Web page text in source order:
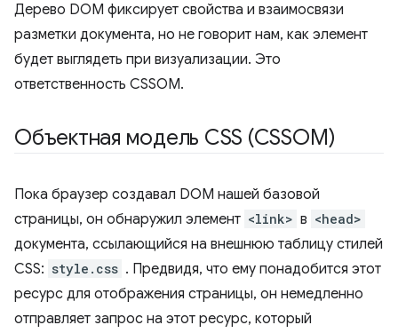
Дерево DOM фиксирует свойства и взаимосвязи
разметки документа, но не говорит нам, как элемент
будет выглядеть при визуализации. Это
ответственность CSSOM.
Объектная модель CSS (CSSOM)
Пока браузер создавал DOM нашей базовой
страницы, он обнаружил элемент <link> в <head>
документа, ссылающийся на внешнюю таблицу стилей
CSS: style.css . Предвидя, что ему понадобится этот
ресурс для отображения страницы, он немедленно
отправляет запрос на этот ресурс, который